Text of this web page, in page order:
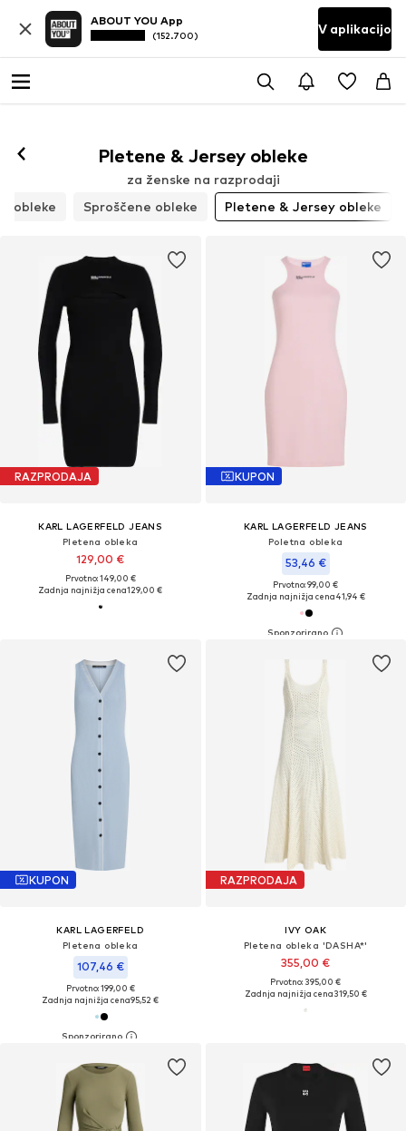
ABOUT YOU App
(152.700) V aplikacijo
Pletene & Jersey obleke
za ženske na razprodaji
obleke
Sproščene obleke Pletene & Jersey obleke
RAZPRODAJA
KARL LAGERFELD JEANS
Pletena obleka
129,00 €
Prvotno: 149,00 €
Zadnja najnižja cena129,00 €
KUPON
KARL LAGERFELD JEANS
Poletna obleka
53,46 €
Prvotno: 99,00 €
Zadnja najnižja cena41,94 €
KUPON
KARL LAGERFELD
Pletena obleka
107,46 €
Prvotno: 199,00 €
Zadnja najnižja cena95,52 €
RAZPRODAJA
IVY OAK
Pletena obleka 'DASHA*'
355,00 €
Prvotno: 395,00 €
Zadnja najnižja cena319,50 €